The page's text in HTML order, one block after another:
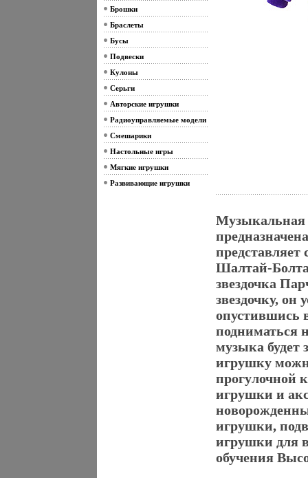
Брошки
Браслеты
Бусы
Подвески
Кулоны
Серьги
Авторские игрушки
Радиоуправляемые модели
Смешарики
Настольные игры
Мягкие игрушки
Развивающие игрушки
представляет
Шалтай-
звездочка
звездочку, он
опустившись
подниматься
музыка будет
игрушку
прогулочной
игрушки и
игрушки,
игрушки для
обучения